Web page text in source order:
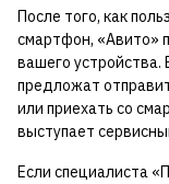
После того, как
смартфон, «Авито»
вашего устройства.
предложат
или приехать со
выступает
Если специалиста